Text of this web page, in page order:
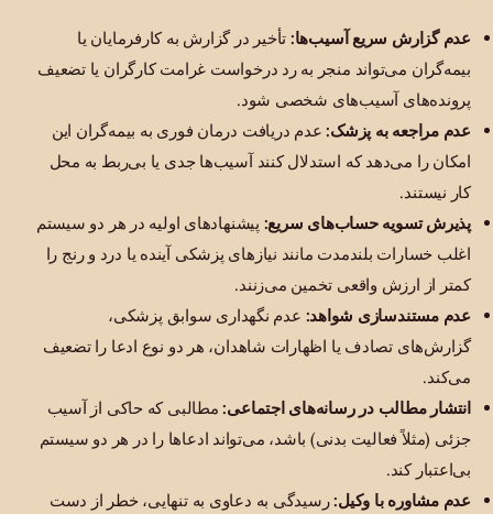
عدم گزارش سریع آسیب‌ها: تأخیر در گزارش به کارفرمایان یا
بیمه‌گران می‌تواند منجر به رد درخواست غرامت کارگران یا تضعیف
پرونده‌های آسیب‌های شخصی شود.
عدم مراجعه به پزشک:عدم دریافت درمان فوری به بیمه‌گران این
امکان را می‌دهد که استدلال کنند آسیب‌ها جدی یا بی‌ربط به محل
کار نیستند.
پذیرش تسویه حساب‌های سریع: پیشنهادهای اولیه در هر دو سیستم
اغلب خسارات بلندمدت مانند نیازهای پزشکی آینده یا درد و رنج را
کمتر از ارزش واقعی تخمین می‌زنند.
عدم مستندسازی شواهد: عدم نگهداری سوابق پزشکی،
گزارش‌های تصادف یا اظهارات شاهدان، هر دو نوع ادعا را تضعیف
می‌کند.
انتشار مطالب در رسانه‌های اجتماعی:مطالبی که حاکی از آسیب
جزئی (مثلاً فعالیت بدنی) باشد، می‌تواند ادعاها را در هر دو سیستم
بی‌اعتبار کند.
عدم مشاوره با وکیل:رسیدگی به دعاوی به تنهایی، خطر از دست